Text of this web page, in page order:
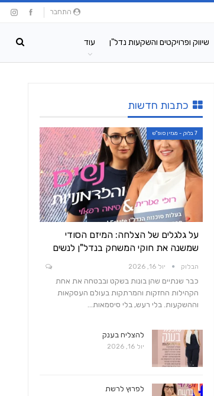
התחבר
שיווק ופרויקטים והשקעות נדל"ן עוד
כתבות חדשות
7 בלוק - מגזין סופ"ש
על גלגלים של הצלחה: המיזם הסודי
שמשנה את חוקי המשחק בנדל"ן לנשים
הבלוק יול 16, 2026
כבר שנתיים שהן בונות בשקט ובבטחה את אחת
הקהילות החזקות והמרתקות בעולם העסקאות
וההשקעות. בלי רעש, בלי סיסמאות…
להצליח בענק
יול 16, 2026
לפרוץ לרשת